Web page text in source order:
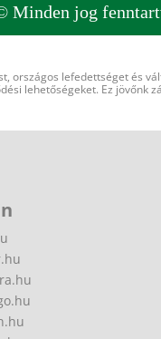
Minden jog
országos lefedettséget és
lehetőségeket. Ez jövőnk